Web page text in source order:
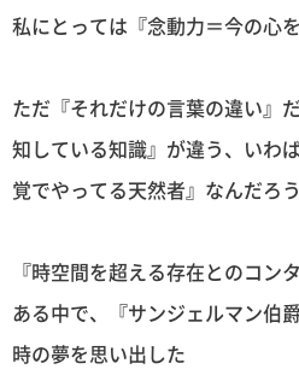
私にとっては『念動力＝今の心
ただ『それだけの言葉の違い』
知している知識』が違う、いわ
覚でやってる天然者』なんだろう
『時空間を超える存在とのコン
ある中で、『サンジェルマン伯
時の夢を思い出した